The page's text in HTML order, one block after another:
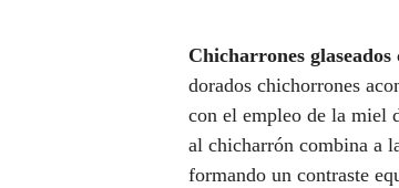
Chicharrones
dorados chichorrones
con el empleo de la miel
al chicharrón combina a
formando un contraste